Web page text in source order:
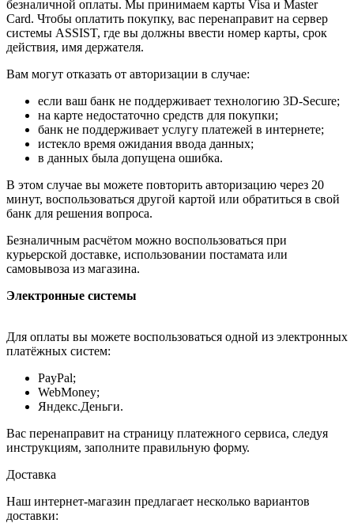
безналичной оплаты. Мы принимаем карты Visa и Master
Card. Чтобы оплатить покупку, вас перенаправит на сервер
системы ASSIST, где вы должны ввести номер карты, срок
действия, имя держателя.
Вам могут отказать от авторизации в случае:
если ваш банк не поддерживает технологию 3D-Secure;
на карте недостаточно средств для покупки;
банк не поддерживает услугу платежей в интернете;
истекло время ожидания ввода данных;
в данных была допущена ошибка.
В этом случае вы можете повторить авторизацию через 20
минут, воспользоваться другой картой или обратиться в свой
банк для решения вопроса.
Безналичным расчётом можно воспользоваться при
курьерской доставке, использовании постамата или
самовывоза из магазина.
Электронные системы
Для оплаты вы можете воспользоваться одной из электронных
платёжных систем:
PayPal;
WebMoney;
Яндекс.Деньги.
Вас перенаправит на страницу платежного сервиса, следуя
инструкциям, заполните правильную форму.
Доставка
Наш интернет-магазин предлагает несколько вариантов
доставки: